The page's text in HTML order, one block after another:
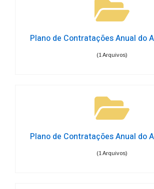
Plano de Contratações Anual do
(1 Arquivos)
Plano de Contratações Anual do
(1 Arquivos)